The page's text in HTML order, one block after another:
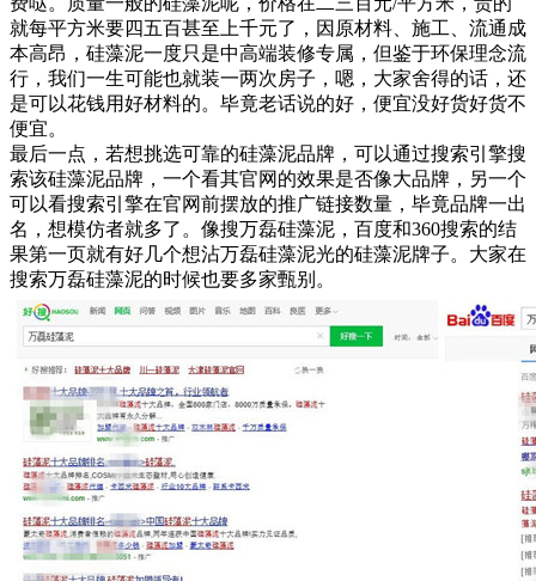
就每平方米要四五百甚至上千元了，因原材料、施工、流通成
本高昂，硅藻泥一度只是中高端装修专属，但鉴于环保理念流
行，我们一生可能也就装一两次房子，嗯，大家舍得的话，还
是可以花钱用好材料的。毕竟老话说的好，便宜没好货好货不
便宜。
最后一点，若想挑选可靠的硅藻泥品牌，可以通过搜索引擎搜
索该硅藻泥品牌，一个看其官网的效果是否像大品牌，另一个
可以看搜索引擎在官网前摆放的推广链接数量，毕竟品牌一出
名，想模仿者就多了。像搜万磊硅藻泥，百度和360搜索的结
果第一页就有好几个想沾万磊硅藻泥光的硅藻泥牌子。大家在
搜索万磊硅藻泥的时候也要多家甄别。